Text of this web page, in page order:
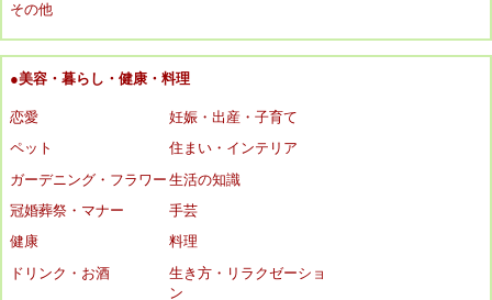
その他
●美容・暮らし・健康・料理
恋愛
妊娠・出産・子育て
ペット
住まい・インテリア
ガーデニング・フラワー 生活の知識
冠婚葬祭・マナー
手芸
健康
料理
ドリンク・お酒
生き方・リラクゼーショ
ン